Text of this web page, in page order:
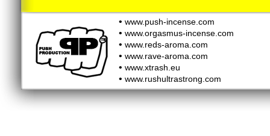
• www.push-incense.com
• www.orgasmus-incense.com
• www.reds-aroma.com
• www.rave-aroma.com
• www.xtrash.eu
• www.rushultrastrong.com